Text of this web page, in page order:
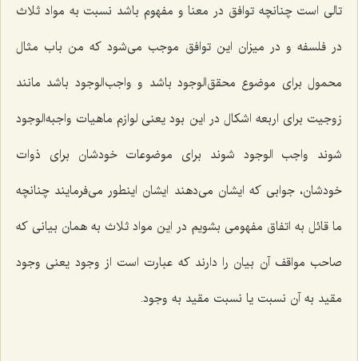
تالى است چنانچه توافق در معنا و مفهوم باشد نسبت به مواد ثلاث
در فلسفه و در میزان این توافق موجب مى‌شود كه من باب مثال
محمول براى موضوع محقق‌الوجود باشد و واجب‌الوجود باشد مانند
زوجیت براى اربعه اشكال در این بود یعنى لوازم ماهیات واجبه‌الوجود
شوند واجب الوجود شوند براى موضوعات خودشان براى ذوات
خودشان، جوابى كه ایشان مى‌دهند ایشان اینطور مى‌فرمایند چنانچه
ما قائل به اتفاق مفهومى بشویم در این مواد ثلاث به همان بیانى كه
صاحب مواقف آن بیان را دارند كه عبارت است از وجود یعنى وجود
مقید به آن نسبت یا نسبت مقید به وجود.